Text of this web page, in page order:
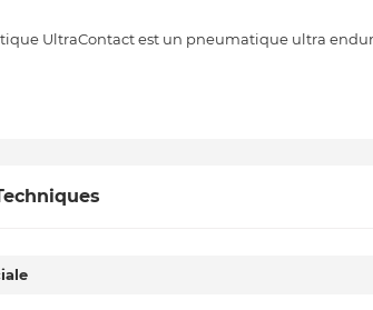
UltraContact est un pneumatique ultra